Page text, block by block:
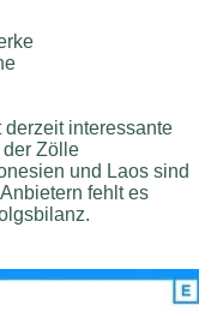
derzeit interessante
der Zölle
und Laos sind
fehlt es